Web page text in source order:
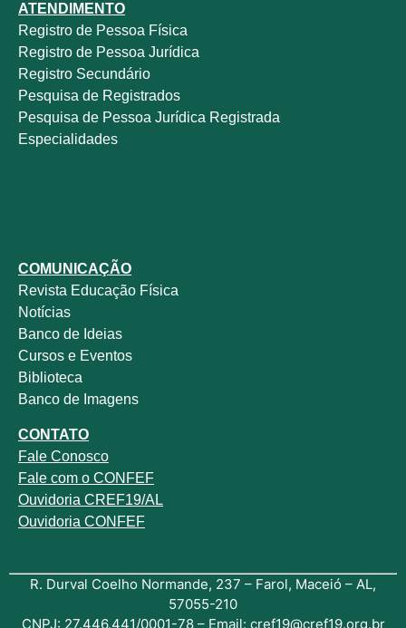
ATENDIMENTO
Registro de Pessoa Física
Registro de Pessoa Jurídica
Registro Secundário
Pesquisa de Registrados
Pesquisa de Pessoa Jurídica Registrada
Especialidades
COMUNICAÇÃO
Revista Educação Física
Notícias
Banco de Ideias
Cursos e Eventos
Biblioteca
Banco de Imagens
CONTATO
Fale Conosco
Fale com o CONFEF
Ouvidoria CREF19/AL
Ouvidoria CONFEF
R. Durval Coelho Normande, 237 – Farol, Maceió – AL,
57055-210
CNPJ: 27.446.441/0001-78 – Email: cref19@cref19.org.br